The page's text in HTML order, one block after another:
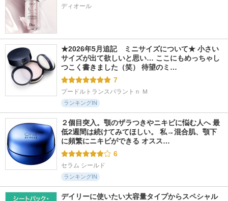
ディオール
★2026年5月追記　ミニサイズについて★ 小さい
サイズが出て欲しいと思い… ここにもめっちゃし
つこく書きました（笑） 待望のミ…
7
プードルトランスパラントｎ Ｍ
ランキングIN
２個目突入。顎のザラつきやニキビに悩む人へ 最
低2週間は続けてみてほしい。 私→混合肌、顎下
に頻繁にニキビができる オスス…
6
セラム シールド
ランキングIN
デイリーに使いたい大容量タイプからスペシャル